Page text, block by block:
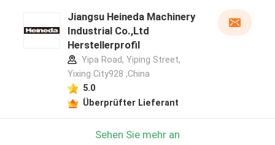
Jiangsu Heineda Machinery
Industrial Co.,Ltd
Herstellerprofil
Yipa Road, Yiping Street,
Yixing City928 ,China
5.0
Überprüfter Lieferant
Sehen Sie mehr an